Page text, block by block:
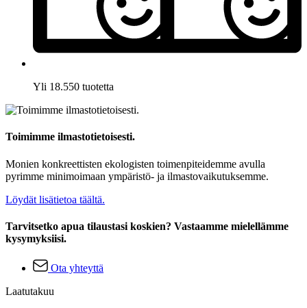
Yli 18.550 tuotetta
Toimimme ilmastotietoisesti.
Monien konkreettisten ekologisten toimenpiteidemme avulla
pyrimme minimoimaan ympäristö- ja ilmastovaikutuksemme.
Löydät lisätietoa täältä.
Tarvitsetko apua tilaustasi koskien? Vastaamme mielellämme
kysymyksiisi.
Ota yhteyttä
Laatutakuu